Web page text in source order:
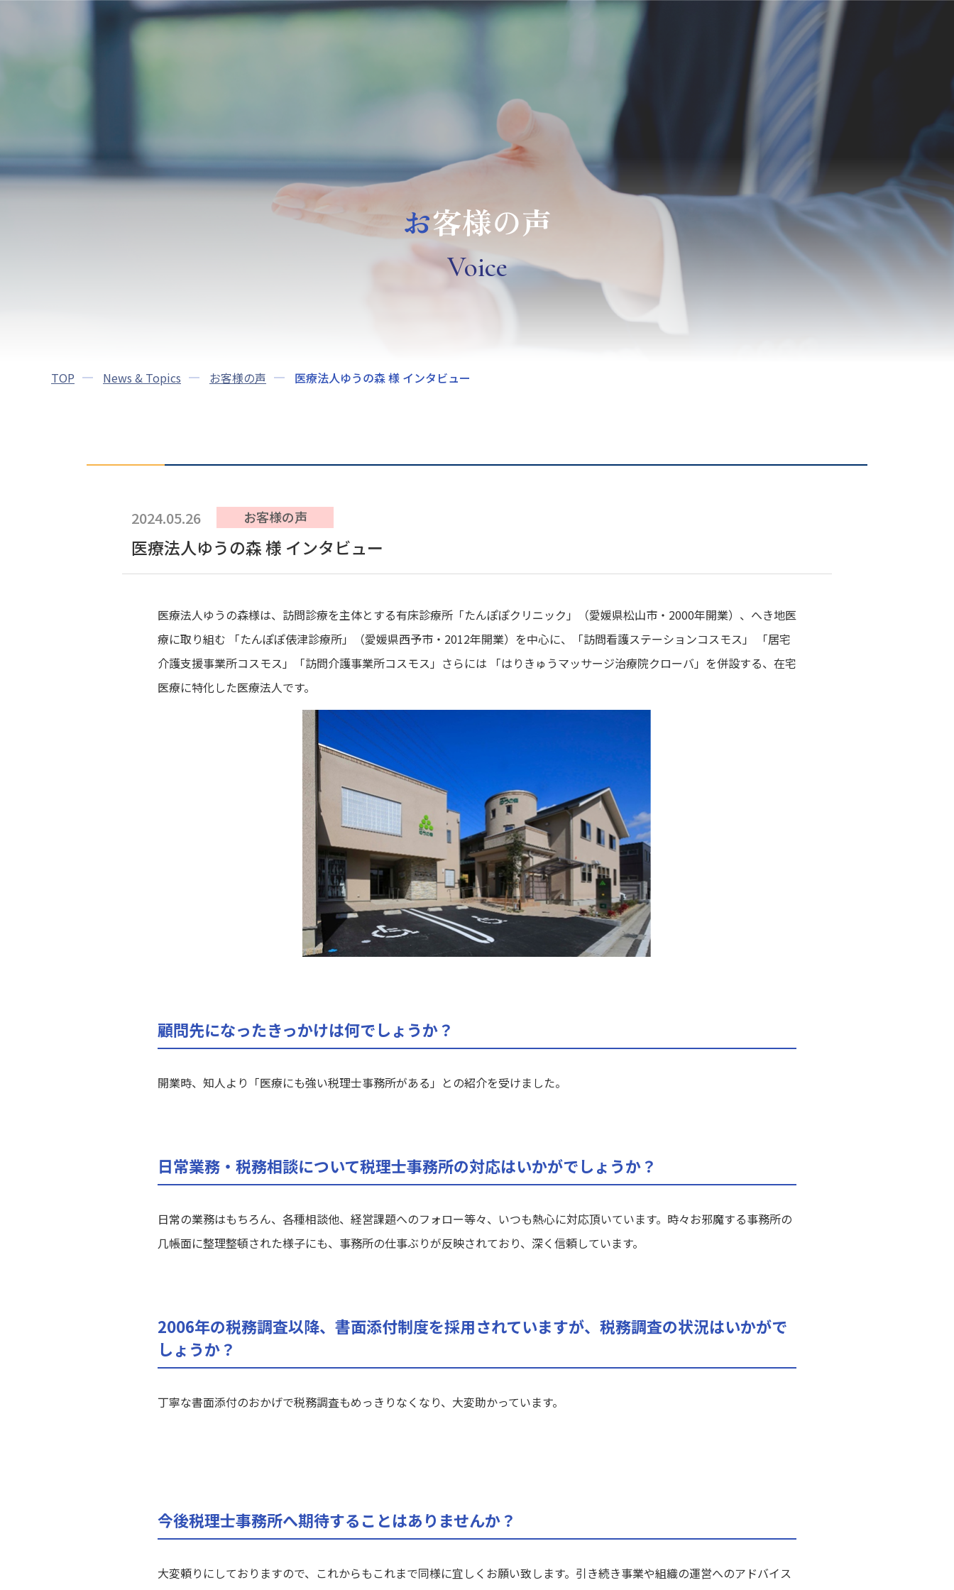
お客様の声
Voice
TOP News & Topics お客様の声 医療法人ゆうの森 様 インタビュー
2024.05.26 お客様の声
医療法人ゆうの森 様 インタビュー
医療法人ゆうの森様は、訪問診療を主体とする有床診療所「たんぽぽクリニック」（愛媛県松山市・2000年開業）、へき地医
療に取り組む 「たんぽぽ俵津診療所」（愛媛県西予市・2012年開業）を中心に、「訪問看護ステーションコスモス」 「居宅
介護支援事業所コスモス」「訪問介護事業所コスモス」さらには 「はりきゅうマッサージ治療院クローバ」を併設する、在宅
医療に特化した医療法人です。
顧問先になったきっかけは何でしょうか？
開業時、知人より「医療にも強い税理士事務所がある」との紹介を受けました。
日常業務・税務相談について税理士事務所の対応はいかがでしょうか？
日常の業務はもちろん、各種相談他、経営課題へのフォロー等々、いつも熱心に対応頂いています。時々お邪魔する事務所の
几帳面に整理整頓された様子にも、事務所の仕事ぶりが反映されており、深く信頼しています。
2006年の税務調査以降、書面添付制度を採用されていますが、税務調査の状況はいかがで
しょうか？
丁寧な書面添付のおかげで税務調査もめっきりなくなり、大変助かっています。
今後税理士事務所へ期待することはありませんか？
大変頼りにしておりますので、これからもこれまで同様に宜しくお願い致します。引き続き事業や組織の運営へのアドバイス